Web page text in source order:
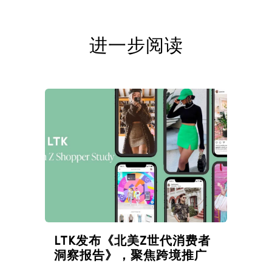
进一步阅读
LTK发布《北美Z世代消费者
洞察报告》，聚焦跨境推广